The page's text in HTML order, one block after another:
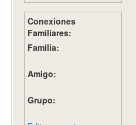
Conexiones
Familiares:
Familia:
Amigo:
Grupo: